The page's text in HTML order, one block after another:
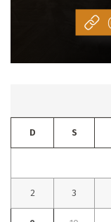
D S
2 3